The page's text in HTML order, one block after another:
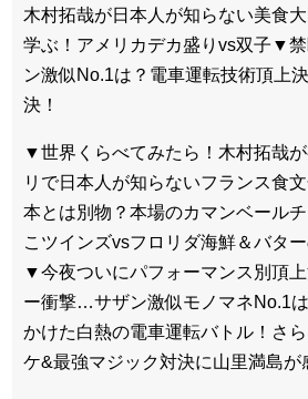
木村拓哉が日本人が知らない美食
学ぶ！アメリカデカ盛りvs双子▼
ン激似No.1は？電車運転技術頂上
決！
▼世界くらべてみたら！木村拓哉
リで日本人が知らないフランス食
本とは別物？本場のカマンベール
こツインズvsフロリダ海鮮＆バタ
▼今夜ついにパフォーマンス別頂
ー衝撃…サザン激似モノマネNo.1
かけた白熱の電車運転バトル！さ
ケ&最強マジック対決に山里満島が